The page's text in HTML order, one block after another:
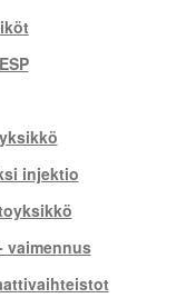
injektio
vaimennus